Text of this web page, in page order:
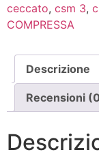
ceccato, csm 3,
COMPRESSA
Descrizione
Recensioni